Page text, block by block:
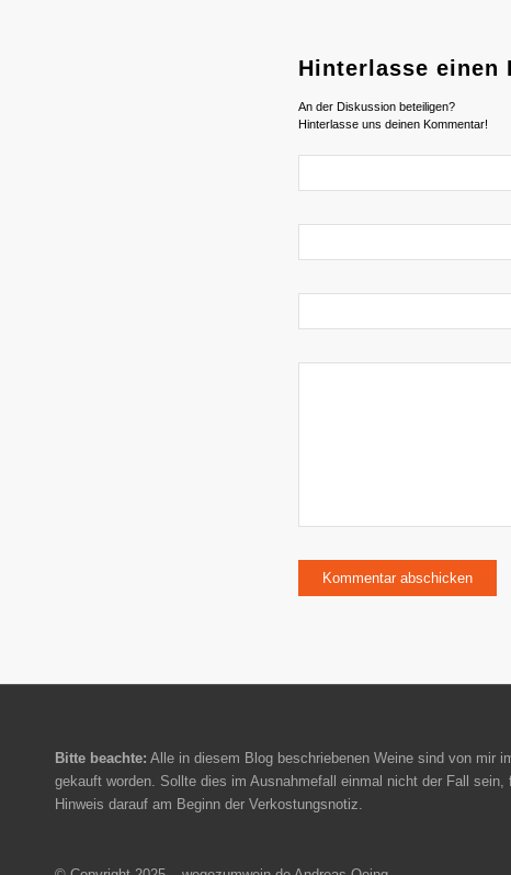
Hinterlasse einen
An der Diskussion beteiligen?
Hinterlasse uns deinen Kommentar!
Bitte beachte: Alle in diesem Blog beschriebenen Weine sind von mir
gekauft worden. Sollte dies im Ausnahmefall einmal nicht der Fall sein,
Hinweis darauf am Beginn der Verkostungsnotiz.